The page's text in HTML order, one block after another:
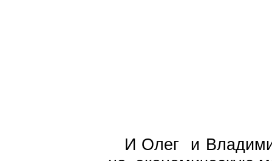
И Олег и